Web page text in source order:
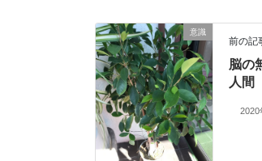
意識
前の記
脳の
人間
2020